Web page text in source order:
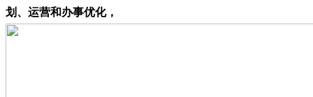
划、运营和办事优化，